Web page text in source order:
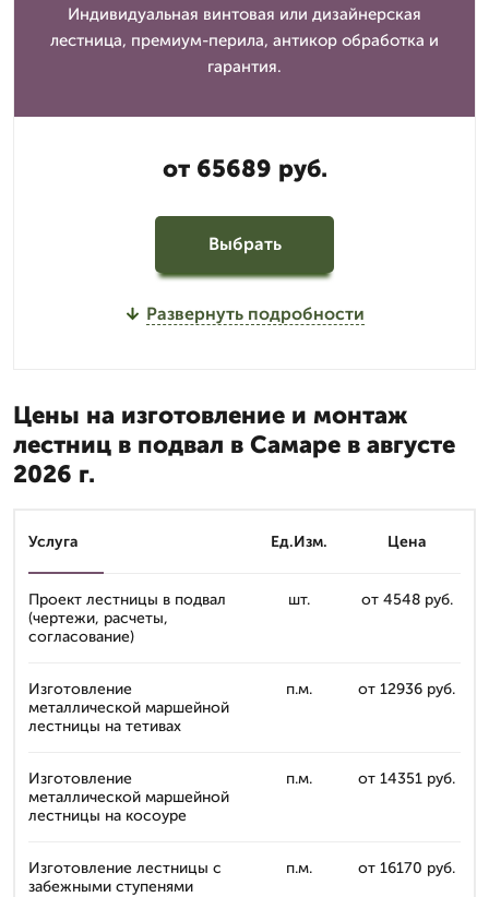
Индивидуальная винтовая или дизайнерская
лестница, премиум-перила, антикор обработка и
гарантия.
от 65689 руб.
Выбрать
Развернуть подробности
Цены на изготовление и монтаж
лестниц в подвал в Самаре в августе
2026 г.
Услуга Ед.Изм. Цена
Проект лестницы в подвал
(чертежи, расчеты,
согласование)
шт. от 4548 руб.
Изготовление
металлической маршейной
лестницы на тетивах
п.м. от 12936 руб.
Изготовление
металлической маршейной
лестницы на косоуре
п.м. от 14351 руб.
Изготовление лестницы с
забежными ступенями
п.м. от 16170 руб.